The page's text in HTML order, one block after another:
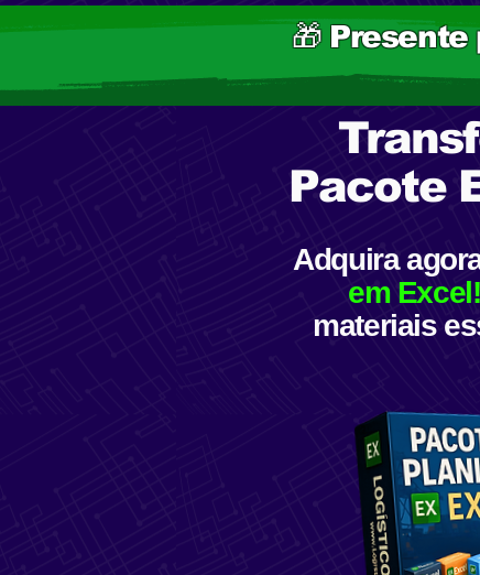
🎁
Pacote
Adquira
em Excel!
materiais